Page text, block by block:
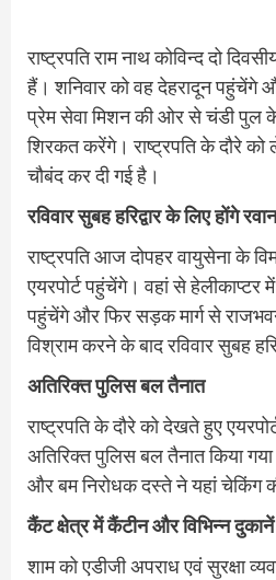
राष्ट्रपति राम नाथ कोविन्द दो
हैं। शनिवार को वह देहरादून पहुंचेंगे और
प्रेम सेवा मिशन की ओर से चंडी पुल
शिरकत करेंगे। राष्ट्रपति के दौरे को
चौबंद कर दी गई है।
रविवार सुबह हरिद्वार के लिए होंगे
राष्ट्रपति आज दोपहर वायुसेना के
एयरपोर्ट पहुंचेंगे। वहां से
पहुंचेंगे और फिर सड़क मार्ग से
विश्राम करने के बाद रविवार सुबह
अतिरिक्त पुलिस बल तैनात
राष्ट्रपति के दौरे को देखते हुए
अतिरिक्त पुलिस बल तैनात किया
और बम निरोधक दस्ते ने यहां चेकिंग
कैंट क्षेत्र में कैंटीन और विभिन्न
शाम को एडीजी अपराध एवं सुरक्षा